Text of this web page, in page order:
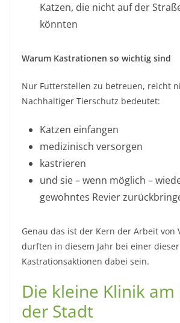
Katzen, die nicht auf der
könnten
Warum Kastrationen so wichtig sind
Nur Futterstellen zu betreuen, reicht
Nachhaltiger Tierschutz bedeutet:
Katzen einfangen
medizinisch versorgen
kastrieren
und sie – wenn möglich –
gewohntes Revier
Genau das ist der Kern der Arbeit von
durften in diesem Jahr bei einer dieser
Kastrationsaktionen dabei sein.
Die kleine Klinik am
der Stadt